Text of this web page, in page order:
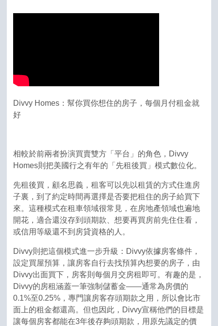
Divvy Homes：幫你買你想住的房子，每個月付租金就
好
相較於前兩者扮演買賣雙方「平台」的角色，Divvy
Homes則把美國行之有年的「先租後買」模式數位化。
先租後買，顧名思義，租客可以先以租賃的方式住進房
子裏，到了約定時間再選擇是否要把租住的房子給買下
來。這種模式在租車領域很常見，在房地產領域也遍地
開花，適合還沒存到頭期款、想要再買房前先住住看，
或信用等級還不到房貸資格的人。
Divvy則把這個模式進一步升級：Divvy依據房客條件，
設定買屋預算，讓房客自行去找預算內想要的房子，由
Divvy出面買下，房客則每個月交房租即可。有趣的是，
Divvy的房租涵蓋一筆強制儲蓄金——通常為房價的
0.1%至0.25%，專門讓房客存頭期款之用，所以會比市
面上的租金都還高。但也因此，Divvy宣稱他們的目標是
讓每個房客都能在3年後存夠頭期款，用原先議定的價